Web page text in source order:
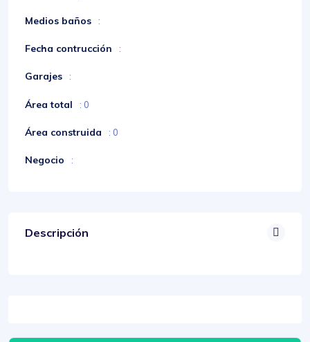
Medios baños :
Fecha contrucción :
Garajes :
Área total : 0
Área construida : 0
Negocio :
Descripción